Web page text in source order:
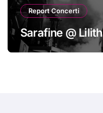
Report Concerti
Sarafine @